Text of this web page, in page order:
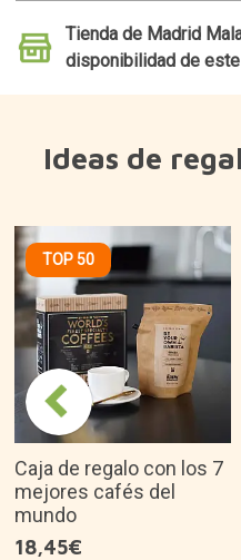
Tienda de Madrid
disponibilidad de
Ideas de
TOP 50
Caja de regalo con los 7
mejores cafés del
mundo
18,45€